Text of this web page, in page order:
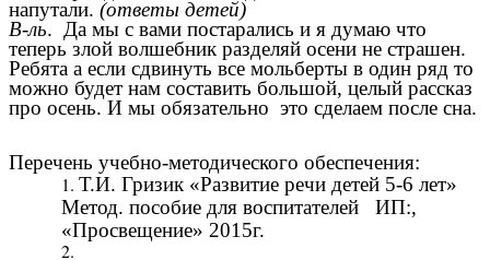
напутали. (ответы детей)
В-ль. Да мы с вами постарались и я думаю что
теперь злой волшебник разделяй осени не страшен.
Ребята а если сдвинуть все мольберты в один ряд то
можно будет нам составить большой, целый рассказ
про осень. И мы обязательно это сделаем после сна.
Перечень учебно-методического обеспечения:
Т.И. Гризик «Развитие речи детей 5-6 лет»
Метод. пособие для воспитателей ИП:,
«Просвещение» 2015г.